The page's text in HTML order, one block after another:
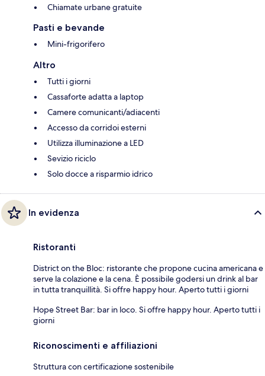
Chiamate urbane gratuite
Pasti e bevande
Mini-frigorifero
Altro
Tutti i giorni
Cassaforte adatta a laptop
Camere comunicanti/adiacenti
Accesso da corridoi esterni
Utilizza illuminazione a LED
Sevizio riciclo
Solo docce a risparmio idrico
In evidenza
Ristoranti
District on the Bloc: ristorante che propone cucina americana e
serve la colazione e la cena. È possibile godersi un drink al bar
in tutta tranquillità. Si offre happy hour. Aperto tutti i giorni
Hope Street Bar: bar in loco. Si offre happy hour. Aperto tutti i
giorni
Riconoscimenti e affiliazioni
Struttura con certificazione sostenibile